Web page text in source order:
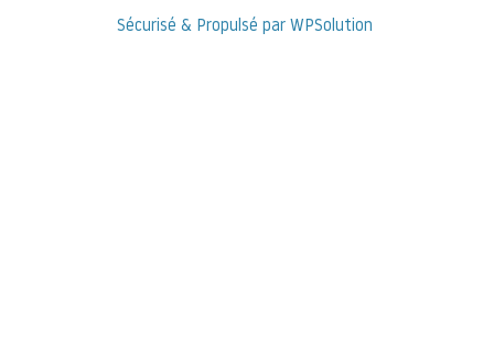
Sécurisé & Propulsé par WPSolution